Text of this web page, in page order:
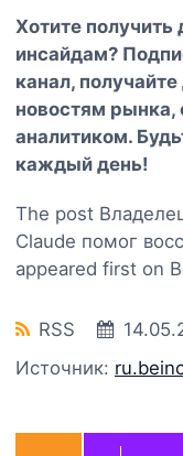
Хотите получить
инсайдам?
канал,
новостям
аналитиком.
каждый день!
The post
Claude помог
appeared first on
RSS
Источник: